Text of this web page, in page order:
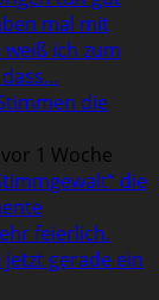
mal mit
ich zum
die
1 Woche
die
feierlich.
jetzt gerade ein